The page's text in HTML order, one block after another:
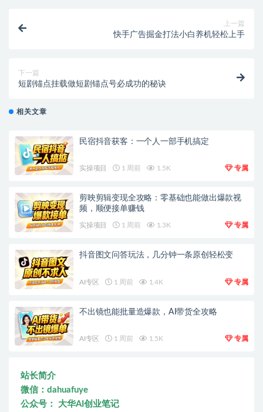
上一篇
快手广告掘金打法小白养机轻松上手
下一篇
短剧锚点挂载做短剧锚点号必成功的秘诀
相关文章
民宿抖音获客：一个人一部手机搞定
实操项目 1 周前 1.5K 专属
剪映剪辑变现全攻略：零基础也能做出爆款视
频，顺便接单赚钱
实操项目 1 周前 1.3K 专属
抖音图文问答玩法，几分钟一条原创轻松变
AI专区 1 周前 1.4K 专属
不出镜也能批量造爆款，AI带货全攻略
AI专区 1 周前 1.5K 专属
站长简介
微信：dahuafuye
公众号： 大华AI创业笔记